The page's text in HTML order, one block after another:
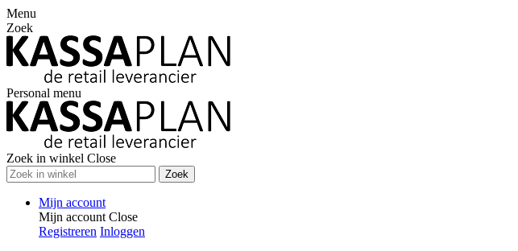
Menu
Zoek
Personal menu
Zoek in winkel Close
Zoek
Mijn account
Mijn account Close
Registreren Inloggen